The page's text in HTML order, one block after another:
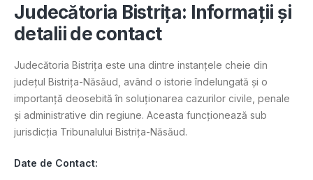
Judecătoria Bistrița: Informații și
detalii de contact
Judecătoria Bistrița este una dintre instanțele cheie din
județul Bistrița-Năsăud, având o istorie îndelungată și o
importanță deosebită în soluționarea cazurilor civile, penale
și administrative din regiune. Aceasta funcționează sub
jurisdicția Tribunalului Bistrița-Năsăud.
Date de Contact: